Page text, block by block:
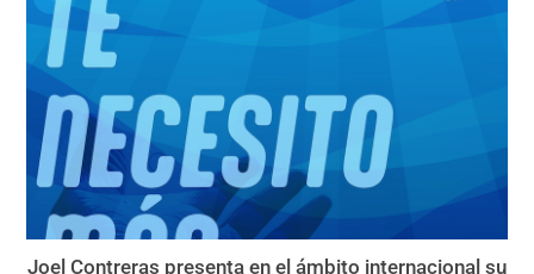
Joel Contreras presenta en el ámbito internacional su